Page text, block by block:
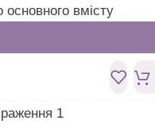
вмісту